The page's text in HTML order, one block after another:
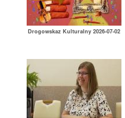
Drogowskaz Kulturalny 2026-07-02